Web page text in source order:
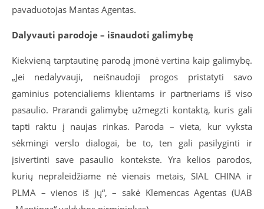
pavaduotojas Mantas Agentas.
Dalyvauti parodoje – išnaudoti galimybę
Kiekvieną tarptautinę parodą įmonė vertina kaip galimybę.
„Jei nedalyvauji, neišnaudoji progos pristatyti savo
gaminius potencialiems klientams ir partneriams iš viso
pasaulio. Prarandi galimybę užmegzti kontaktą, kuris gali
tapti raktu į naujas rinkas. Paroda – vieta, kur vyksta
sėkmingi verslo dialogai, be to, ten gali pasilyginti ir
įsivertinti save pasaulio kontekste. Yra kelios parodos,
kurių nepraleidžiame nė vienais metais, SIAL CHINA ir
PLMA – vienos iš jų“, – sakė Klemencas Agentas (UAB